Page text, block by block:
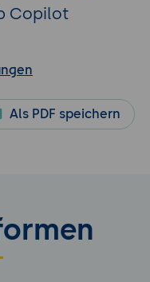
Copilot
Als PDF speichern